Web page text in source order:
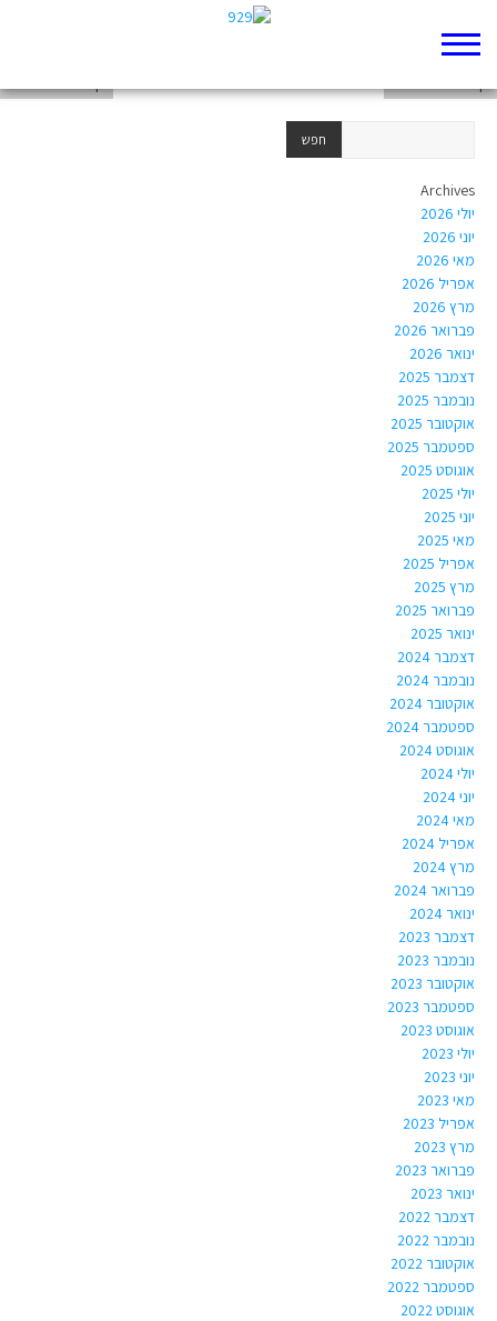
Archives
יולי 2026
יוני 2026
מאי 2026
אפריל 2026
מרץ 2026
פברואר 2026
ינואר 2026
דצמבר 2025
נובמבר 2025
אוקטובר 2025
ספטמבר 2025
אוגוסט 2025
יולי 2025
יוני 2025
מאי 2025
אפריל 2025
מרץ 2025
פברואר 2025
ינואר 2025
דצמבר 2024
נובמבר 2024
אוקטובר 2024
ספטמבר 2024
אוגוסט 2024
יולי 2024
יוני 2024
מאי 2024
אפריל 2024
מרץ 2024
פברואר 2024
ינואר 2024
דצמבר 2023
נובמבר 2023
אוקטובר 2023
ספטמבר 2023
אוגוסט 2023
יולי 2023
יוני 2023
מאי 2023
אפריל 2023
מרץ 2023
פברואר 2023
ינואר 2023
דצמבר 2022
נובמבר 2022
אוקטובר 2022
ספטמבר 2022
אוגוסט 2022